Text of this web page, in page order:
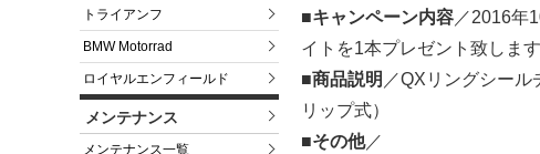
トライアンフ
BMW Motorrad
ロイヤルエンフィールド
メンテナンス
メンテナンス一覧
■キャンペーン内容 ／2016年
イトを1本プレゼント致します
■商品説明 ／QXリングシー
リップ式）
■その他／